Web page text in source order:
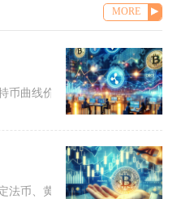
MORE
币曲线价格，价格曲线是动态持
法币、黄金等稳定资产、价格波